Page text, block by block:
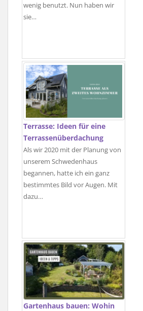
wenig benutzt. Nun haben wir
sie…
Terrasse: Ideen für eine
Terrassenüberdachung
Als wir 2020 mit der Planung von
unserem Schwedenhaus
begannen, hatte ich ein ganz
bestimmtes Bild vor Augen. Mit
dazu…
Gartenhaus bauen: Wohin